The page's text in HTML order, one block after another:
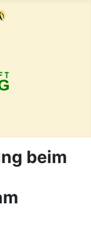
beim